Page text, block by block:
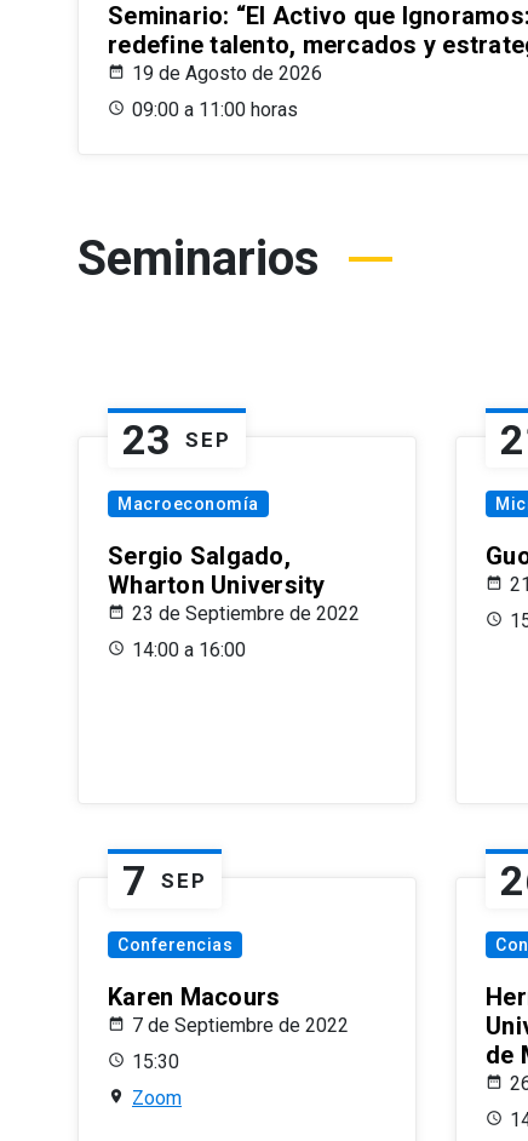
Seminario: “El Activo que
redefine talento, mercados y
19 de Agosto de 2026
09:00 a 11:00 horas
Seminarios
23 SEP
Macroeconomía
Sergio Salgado,
Wharton University
23 de Septiembre de 2022
14:00 a 16:00
7 SEP
Conferencias
Karen Macours
7 de Septiembre de 2022
15:30
Zoom
de